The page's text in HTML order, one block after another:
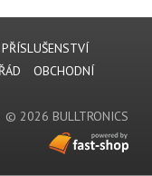
OBCHODNÍ
© 2026 BULLTRONICS